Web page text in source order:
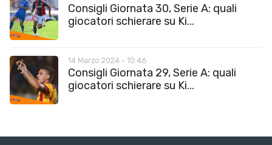
Consigli Giornata 30, Serie A: quali
giocatori schierare su Ki...
14 Marzo 2024 - 10:46
Consigli Giornata 29, Serie A: quali
giocatori schierare su Ki...